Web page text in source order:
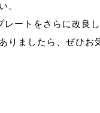
。
ートをさらに改良
りましたら、ぜひお